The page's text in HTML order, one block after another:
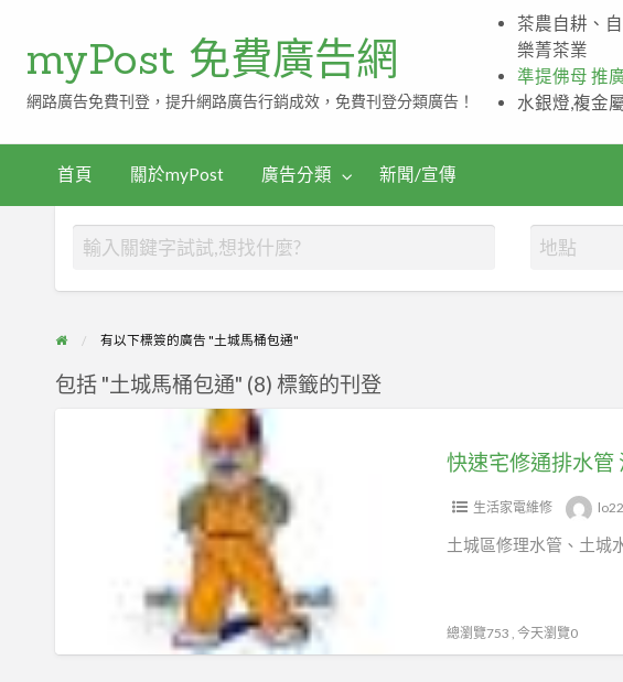
myPost 免費廣告網
網路廣告免費刊登，提升網路廣告行銷成效，免費刊登分類廣告！
茶農自耕、
樂菁茶業
準提佛母 推
水銀燈,複金
首頁 關於myPost 廣告分類 新聞/宣傳
有以下標簽的廣告 "土城馬桶包通"
包括 "土城馬桶包通" (8) 標籤的刊登
浴
生活家電維修
土城區修理水管、土城
總瀏覽753 , 今天瀏覽0